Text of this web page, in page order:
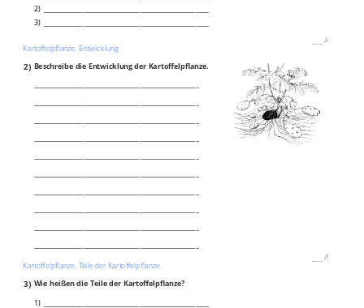
2) __________________________________________________
3) __________________________________________________
/4P
Kartoffelpflanze, Entwicklung
2) Beschreibe die Entwicklung der Kartoffelpflanze.
/5P
Kartoffelpflanze, Teile der Kartoffelpflanze
3) Wie heißen die Teile der Kartoffelpflanze?
1) __________________________________________________